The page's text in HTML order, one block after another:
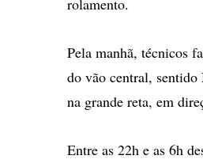
rolamento.
Pela manhã, técnicos
do vão central,
na grande reta, em
Entre as 22h e as 6h